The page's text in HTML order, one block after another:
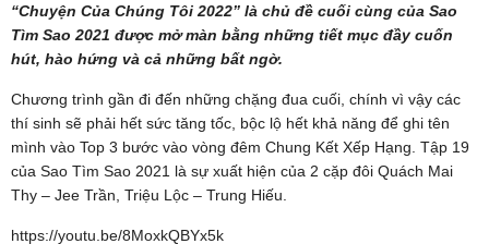
“Chuyện Của Chúng Tôi 2022” là chủ đề cuối cùng của Sao
Tìm Sao 2021 được mở màn bằng những tiết mục đầy cuốn
hút, hào hứng và cả những bất ngờ.
Chương trình gần đi đến những chặng đua cuối, chính vì vậy các
thí sinh sẽ phải hết sức tăng tốc, bộc lộ hết khả năng để ghi tên
mình vào Top 3 bước vào vòng đêm Chung Kết Xếp Hạng. Tập 19
của Sao Tìm Sao 2021 là sự xuất hiện của 2 cặp đôi Quách Mai
Thy – Jee Trần, Triệu Lộc – Trung Hiếu.
https://youtu.be/8MoxkQBYx5k